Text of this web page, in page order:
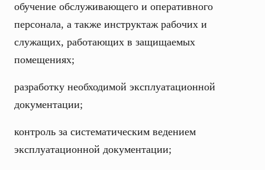
обучение обслуживающего и оперативного
персонала, а также инструктаж рабочих и
служащих, работающих в защищаемых
помещениях;
разработку необходимой эксплуатационной
документации;
контроль за систематическим ведением
эксплуатационной документации;